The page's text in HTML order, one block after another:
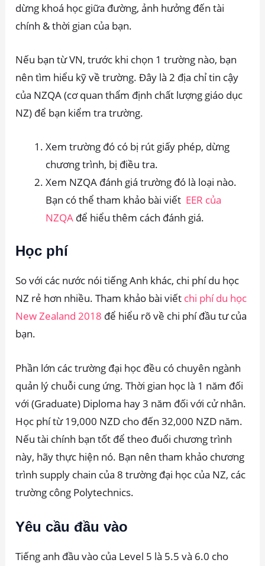
dừng khoá học giữa đường, ảnh hưởng đến tài
chính & thời gian của bạn.
Nếu bạn từ VN, trước khi chọn 1 trường nào, bạn
nên tìm hiểu kỹ về trường. Đây là 2 địa chỉ tin cậy
của NZQA (cơ quan thẩm định chất lượng giáo dục
NZ) để bạn kiểm tra trường.
Xem trường đó có bị rút giấy phép, dừng
chương trình, bị điều tra.
Xem NZQA đánh giá trường đó là loại nào.
Bạn có thể tham khảo bài viết EER của
NZQA để hiểu thêm cách đánh giá.
Học phí
So với các nước nói tiếng Anh khác, chi phí du học
NZ rẻ hơn nhiều. Tham khảo bài viết chi phí du học
New Zealand 2018 để hiểu rõ về chi phí đầu tư của
bạn.
Phần lớn các trường đại học đều có chuyên ngành
quản lý chuỗi cung ứng. Thời gian học là 1 năm đối
với (Graduate) Diploma hay 3 năm đối với cử nhân.
Học phí từ 19,000 NZD cho đến 32,000 NZD năm.
Nếu tài chính bạn tốt để theo đuổi chương trình
này, hãy thực hiện nó. Bạn nên tham khảo chương
trình supply chain của 8 trường đại học của NZ, các
trường công Polytechnics.
Yêu cầu đầu vào
Tiếng anh đầu vào của Level 5 là 5.5 và 6.0 cho